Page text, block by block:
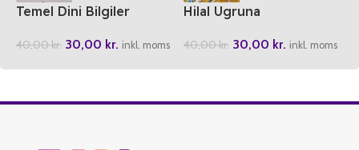
Temel Dini Bilgiler
40,00kr. 30,00 kr. inkl. moms
Hilal Ugruna
40,00kr. 30,00 kr. inkl. moms